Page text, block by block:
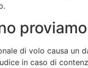
di volo causa un
in caso di